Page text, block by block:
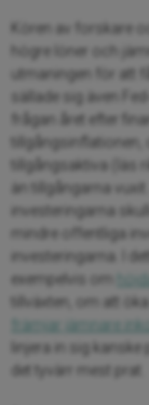
Kören av forskare
högre löner och
utmaningen för att
sällade sig även
frågan året efter
tillgångsaktiva (läs
än tillgångarna
investeringarna
mindre offentliga
investeringarna. I
exempelvis om
tillväxten, om att öka
främjar jämnare
linjera in sig
det tyvärr mest prat.